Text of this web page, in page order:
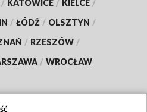
/ KATOWICE / KIELCE /
/ ŁÓDŹ / OLSZTYN /
/ RZESZÓW /
/ WROCŁAW